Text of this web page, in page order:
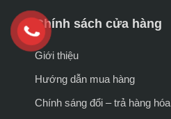
Chính sách cửa hàng
Giới thiệu
Hướng dẫn mua hàng
Chính sáng đổi – trả hàng hóa